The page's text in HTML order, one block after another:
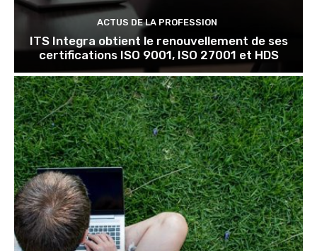
ACTUS DE LA PROFESSION
ITS Integra obtient le renouvellement de ses
certifications ISO 9001, ISO 27001 et HDS